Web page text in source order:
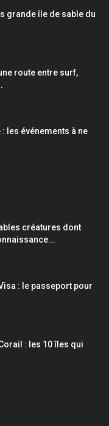
grande île de sable du
route entre surf,
les événements à ne
créatures dont
: le passeport pour
: les 10 îles qui